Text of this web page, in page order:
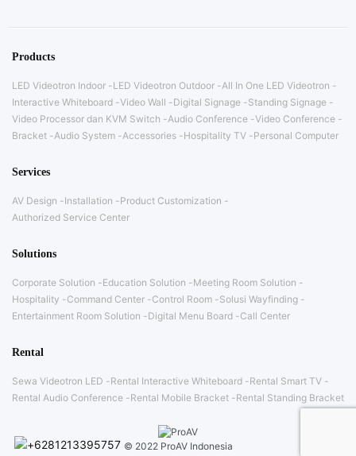
Products
LED Videotron Indoor LED Videotron Outdoor
All In One LED Videotron
Interactive Whiteboard Video Wall Digital Signage
Standing Signage
Video Processor dan KVM Switch
Audio Conference Video Conference
Bracket
Audio System Accessories Hospitality TV Personal Computer
Services
AV Design Installation
Product Customization
Authorized Service Center
Solutions
Corporate Solution Education Solution
Meeting Room Solution
Hospitality
Command Center Control Room
Solusi Wayfinding
Entertainment Room Solution
Digital Menu Board Call Center
Rental
Sewa Videotron LED Rental Interactive Whiteboard
Rental Smart TV
Rental Audio Conference
Rental Mobile Bracket Rental Standing Bracket
© 2022 ProAV Indonesia